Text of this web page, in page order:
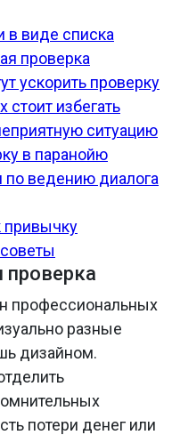
в виде списка
проверка
ускорить проверку
избегать
ситуацию
в паранойю
ведению диалога
привычку
профессиональных
разные
дизайном.
потери денег или